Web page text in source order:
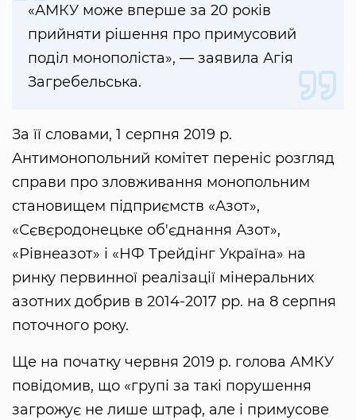
«АМКУ може вперше за 20 років
прийняти рішення про примусовий
поділ монополіста», — заявила Агія
Загребельська.
За її словами, 1 серпня 2019 р.
Антимонопольний комітет переніс розгляд
справи про зловживання монопольним
становищем підприємств «Азот»,
«Сєвєродонецьке об'єднання Азот»,
«Рівнеазот» і «НФ Трейдінг Україна» на
ринку первинної реалізації мінеральних
азотних добрив в 2014-2017 рр. на 8 серпня
поточного року.
Ще на початку червня 2019 р. голова АМКУ
повідомив, що «групі за такі порушення
загрожує не лише штраф, але і примусове